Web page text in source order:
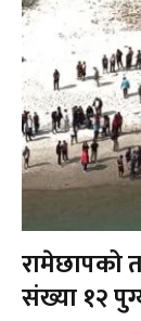
रामेछापको
संख्या १२